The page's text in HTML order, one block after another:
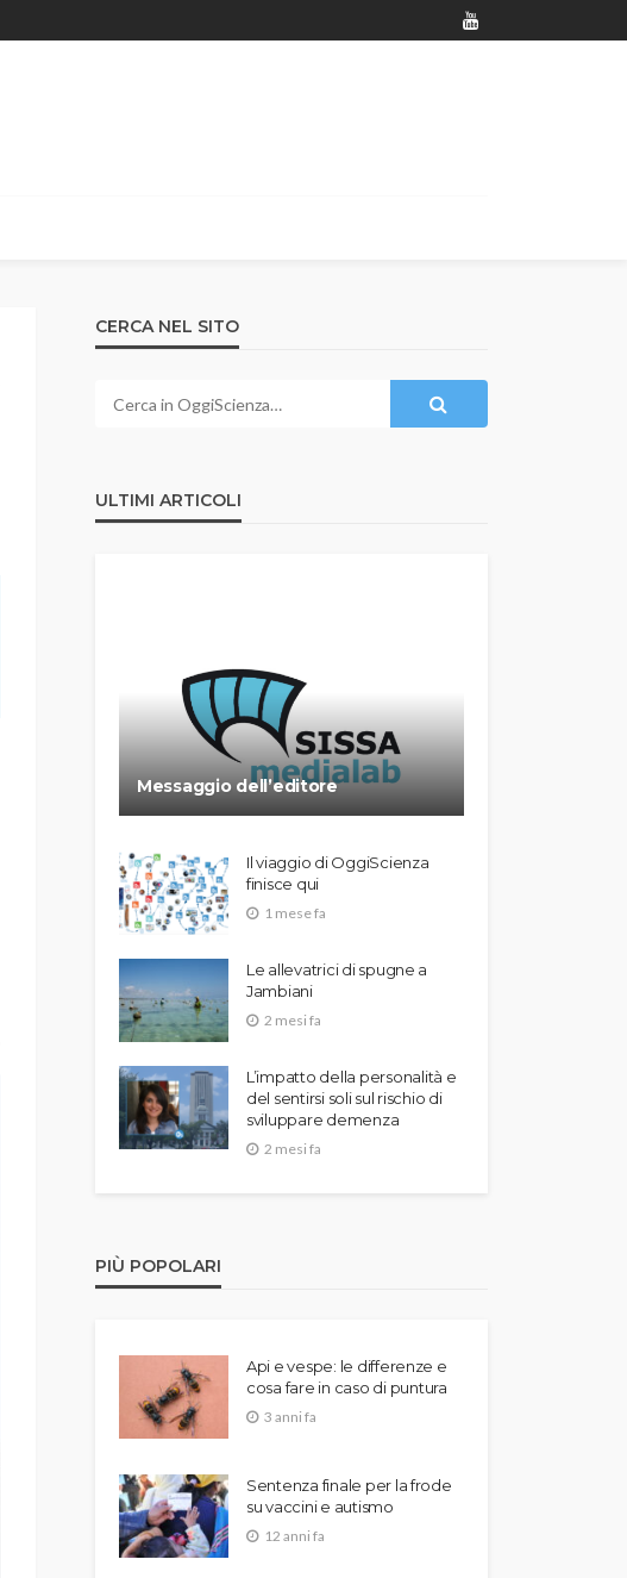
CERCA NEL SITO
ULTIMI ARTICOLI
Messaggio dell’editore
Il viaggio di OggiScienza
finisce qui
1 mese fa
Le allevatrici di spugne a
Jambiani
2 mesi fa
L’impatto della personalità e
del sentirsi soli sul rischio di
sviluppare demenza
2 mesi fa
PIÙ POPOLARI
Api e vespe: le differenze e
cosa fare in caso di puntura
3 anni fa
Sentenza finale per la frode
su vaccini e autismo
12 anni fa